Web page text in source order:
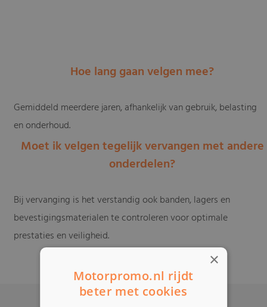
Hoe lang gaan velgen mee?
Gemiddeld meerdere jaren, afhankelijk van gebruik, belasting
en onderhoud.
Moet ik velgen tegelijk vervangen met andere
onderdelen?
Bij vervanging is het verstandig ook banden, lagers en
bevestigingsmaterialen te controleren voor optimale
prestaties en veiligheid.
×
Motorpromo.nl rijdt
beter met cookies